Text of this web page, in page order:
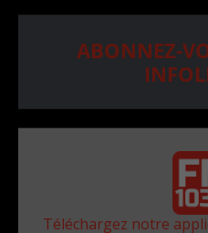
ABONNEZ-
Téléchargez notre